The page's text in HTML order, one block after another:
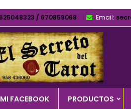
625048323 / 670859068 Email:
MI FACEBOOK PRODUCTOS